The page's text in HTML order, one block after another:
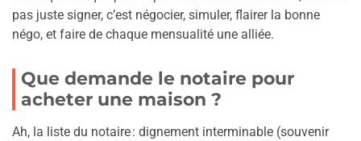
pas juste signer, c’est négocier, simuler, flairer la bonne
négo, et faire de chaque mensualité une alliée.
Que demande le notaire pour
acheter une maison ?
Ah, la liste du notaire : dignement interminable (souvenir